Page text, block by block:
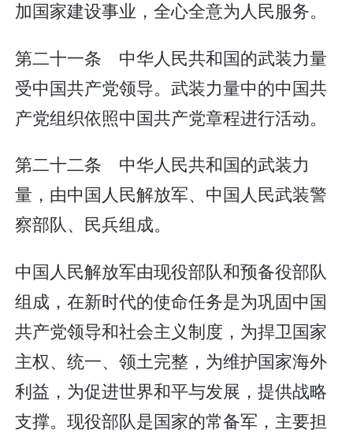
加国家建设事业，全心全意为人民服务。
第二十一条 中华人民共和国的武装力量
受中国共产党领导。武装力量中的中国共
产党组织依照中国共产党章程进行活动。
第二十二条 中华人民共和国的武装力
量，由中国人民解放军、中国人民武装警
察部队、民兵组成。
中国人民解放军由现役部队和预备役部队
组成，在新时代的使命任务是为巩固中国
共产党领导和社会主义制度，为捍卫国家
主权、统一、领土完整，为维护国家海外
利益，为促进世界和平与发展，提供战略
支撑。现役部队是国家的常备军，主要担